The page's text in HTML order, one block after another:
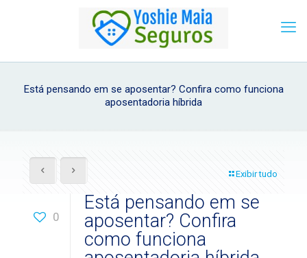
Está pensando em se aposentar? Confira como funciona
aposentadoria híbrida
Exibir tudo
0
Está pensando em se
aposentar? Confira
como funciona